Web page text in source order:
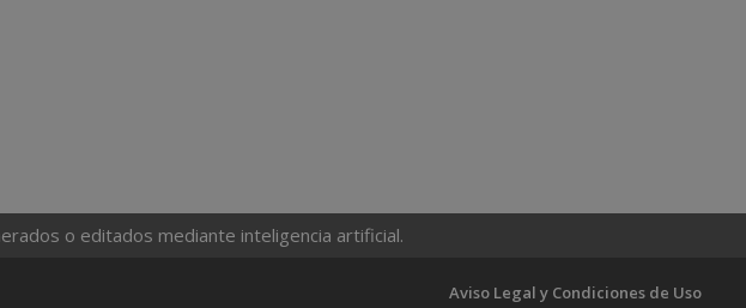
o editados mediante inteligencia artificial.
Aviso Legal y Condiciones de Uso